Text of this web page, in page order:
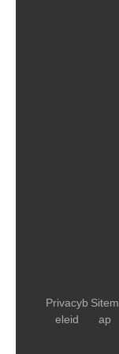
Privacyb
eleid
Sitem
ap